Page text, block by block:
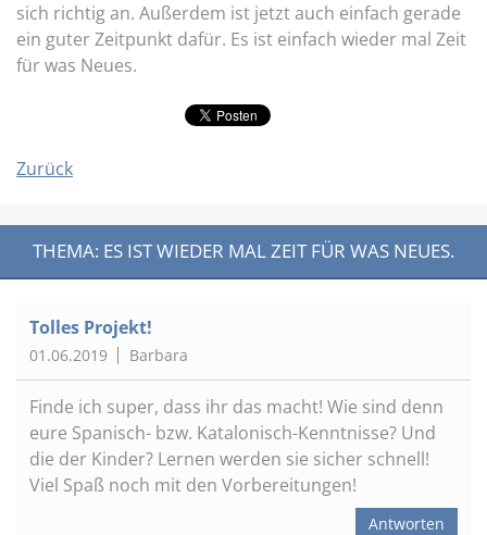
sich richtig an. Außerdem ist jetzt auch einfach gerade
ein guter Zeitpunkt dafür. Es ist einfach wieder mal Zeit
für was Neues.
Zurück
THEMA: ES IST WIEDER MAL ZEIT FÜR WAS NEUES.
Tolles Projekt!
01.06.2019 Barbara
Finde ich super, dass ihr das macht! Wie sind denn
eure Spanisch- bzw. Katalonisch-Kenntnisse? Und
die der Kinder? Lernen werden sie sicher schnell!
Viel Spaß noch mit den Vorbereitungen!
Antworten